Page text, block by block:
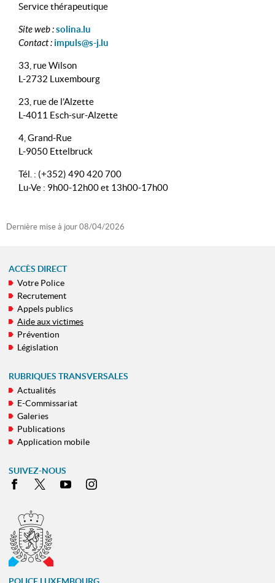
Service thérapeutique
Site web :solina.lu
Contact : impuls@s-j.lu
33, rue Wilson
L-2732 Luxembourg
23, rue de l’Alzette
L-4011 Esch-sur-Alzette
4, Grand-Rue
L-9050 Ettelbruck
Tél. : (+352) 490 420 700
Lu-Ve : 9h00-12h00 et 13h00-17h00
Dernière mise à jour 08/04/2026
MENU
DE
NAVIGATION
ACCÈS DIRECT
Votre Police
Recrutement
Appels publics
Aide aux victimes
Prévention
Législation
RUBRIQUES TRANSVERSALES
Actualités
E-Commissariat
Galeries
Publications
Application mobile
SUIVEZ-NOUS
Facebook
X Youtube